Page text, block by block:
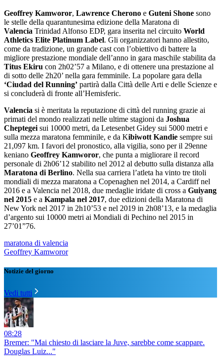
Geoffrey Kamworor, Lawrence Cherono e Guteni Shone sono
le stelle della quarantunesima edizione della Maratona di
Valencia Trinidad Alfonso EDP, gara inserita nel circuito World
Athletics Elite Platinum Label. Gli organizzatori hanno allestito,
come da tradizione, un grande cast con l’obiettivo di battere la
migliore prestazione mondiale dell’anno in gara maschile stabilita da
Titus Ekiru con 2h02’57 a Milano, e di ottenere una prestazione al
di sotto delle 2h20’ nella gara femminile. La popolare gara della
‘Ciudad del Running’ partirà dalla Città delle Arti e delle Scienze e
si concluderà di fronte all’Hemisferic.
Valencia si è meritata la reputazione di città del running grazie ai
primati del mondo realizzati nelle ultime stagioni da Joshua
Cheptegei sui 10000 metri, da Letesenbet Gidey sui 5000 metri e
sulla mezza maratona femminile, e da Kibiwott Kandie sempre sui
21,097 km. I favori del pronostico, alla vigilia, sono per il 29enne
keniano Geoffrey Kamworor, che punta a migliorare il record
personale di 2h06’12 stabilito nel 2012 al debutto sulla distanza alla
Maratona di Berlino. Nella sua carriera l’atleta ha vinto tre titoli
mondiali di mezza maratona a Copenaghen nel 2014, a Cardiff nel
2016 e a Valencia nel 2018, due medaglie iridate di cross a Guiyang
nel 2015 e a Kampala nel 2017, due edizioni della Maratona di
New York nel 2017 in 2h10’53 e nel 2019 in 2h08’13, e la medaglia
d’argento sui 10000 metri ai Mondiali di Pechino nel 2015 in
27’01”76.
maratona di valencia
Geoffrey Kamworor
Notizie del giorno
Vedi tutti
08:28
Bremer: "Mai chiesto di lasciare la Juve, sarebbe come scappare.
Douglas Luiz..."